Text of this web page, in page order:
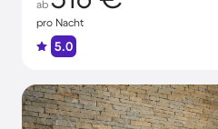
ab
pro Nacht
5.0